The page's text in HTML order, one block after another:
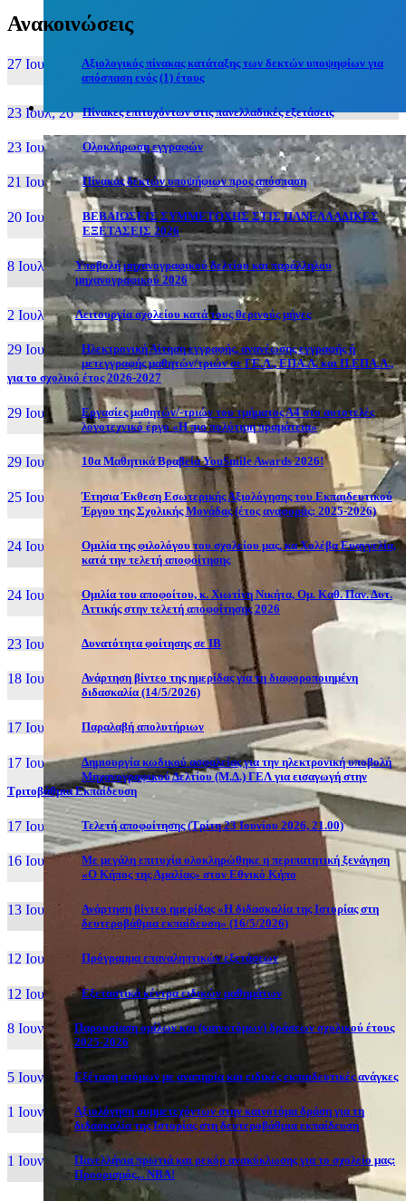
Ανακοινώσεις
27 Ιουν, 26
Αξιολογικός πίνακας κατάταξης των δεκτών υποψηφίων για
απόσπαση ενός (1) έτους
23 Ιουλ, 26 Πίνακες επιτυχόντων στις πανελλαδικές εξετάσεις
23 Ιουλ, 26 Ολοκλήρωση εγγραφών
21 Ιουλ, 26 Πίνακας δεκτών υποψήφιων προς απόσπαση
20 Ιουλ, 26
ΒΕΒΑΙΩΣΕΙΣ ΣΥΜΜΕΤΟΧΗΣ ΣΤΙΣ ΠΑΝΕΛΛΑΔΙΚΕΣ
ΕΞΕΤΑΣΕΙΣ 2026
8 Ιουλ, 26
Υποβολή μηχανογραφικού δελτίου και παράλληλου
μηχανογραφικού 2026
2 Ιουλ, 26 Λειτουργία σχολείου κατά τους θερινούς μήνες
29 Ιουν, 26
Ηλεκτρονική Αίτηση εγγραφής, ανανέωσης εγγραφής ή
μετεγγραφής μαθητών/τριών σε ΓΕ.Λ., ΕΠΑ.Λ. και Π.ΕΠΑ.Λ.,
για το σχολικό έτος 2026-2027
29 Ιουν, 26
Εργασίες μαθητών/-τριών του τμήματος Α4 στο αυτοτελές
λογοτεχνικό έργο «Η πιο πολύτιμη πραμάτεια»
29 Ιουν, 26 10α Μαθητικά Βραβεία YouSmile Awards 2026!
25 Ιουν, 26
Έτησια Έκθεση Εσωτερικής Αξιολόγησης του Εκπαιδευτικού
Έργου της Σχολικής Μονάδας (έτος αναφοράς: 2025-2026)
24 Ιουν, 26
Ομιλία της φιλολόγου του σχολείου μας, κα Χολέβα Ευαγγελία,
κατά την τελετή αποφοίτησης
24 Ιουν, 26
Ομιλία του αποφοίτου, κ. Χιωτίνη Νικήτα, Ομ. Καθ. Παν. Δυτ.
Αττικής στην τελετή αποφοίτησης 2026
23 Ιουν, 26 Δυνατότητα φοίτησης σε ΙΒ
18 Ιουν, 26
Ανάρτηση βίντεο της ημερίδας για τη διαφοροποιημένη
διδασκαλία (14/5/2026)
17 Ιουν, 26 Παραλαβή απολυτήριων
17 Ιουν, 26
Δημιουργία κωδικού ασφαλείας για την ηλεκτρονική υποβολή
Μηχανογραφικού Δελτίου (Μ.Δ.) ΓΕΛ για εισαγωγή στην
Τριτοβάθμια Εκπαίδευση
17 Ιουν, 26 Τελετή αποφοίτησης (Τρίτη 23 Ιουνίου 2026, 21.00)
16 Ιουν, 26
Με μεγάλη επιτυχία ολοκληρώθηκε η περιπατητική ξενάγηση
«Ο Κήπος της Αμαλίας» στον Εθνικό Κήπο
13 Ιουν, 26
Ανάρτηση βίντεο ημερίδας «Η διδασκαλία της Ιστορίας στη
δευτεροβάθμια εκπαίδευση» (16/5/2026)
12 Ιουν, 26 Πρόγραμμα επαναληπτικών εξετάσεων
12 Ιουν, 26 Εξεταστικά κέντρα ειδικών μαθημάτων
8 Ιουν, 26
Παρουσίαση ομίλων και (καινοτόμων) δράσεων σχολικού έτους
2025-2026
5 Ιουν, 26 Εξέταση ατόμων με αναπηρία και ειδικές εκπαιδευτικές ανάγκες
1 Ιουν, 26
Αξιολόγηση συμμετεχόντων στην καινοτόμα δράση για τη
διδασκαλία της Ιστορίας στη δευτεροβάθμια εκπαίδευση
1 Ιουν, 26
Πανελλήνια πρωτιά και ρεκόρ ανακύκλωσης για το σχολείο μας:
Προορισμός... NBA!